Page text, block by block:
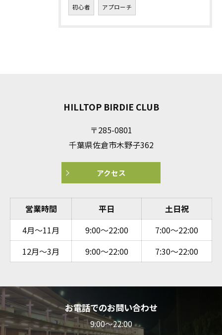
初心者 アプローチ
HILLTOP BIRDIE CLUB
〒285-0801
千葉県佐倉市木野子362
アクセス
営業時間 平日
土日祝
4月～11月
9:00～22:00
7:00～22:00
12月～3月
9:00～22:00 7:30～22:00
お電話でのお問い合わせ
9:00～22:00